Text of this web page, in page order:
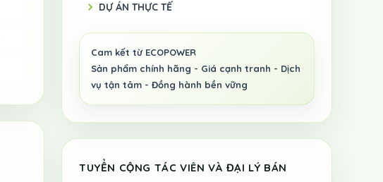
DỰ ÁN THỰC TẾ
TUYỂN CỘNG TÁC VIÊN VÀ ĐẠI LÝ BÁN